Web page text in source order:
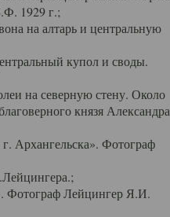
1929 г.;
на алтарь и центральную
купол и своды.
на северную стену. Около
князя Александра
Архангельска». Фотограф
Фотограф Лейцингер Я.И.